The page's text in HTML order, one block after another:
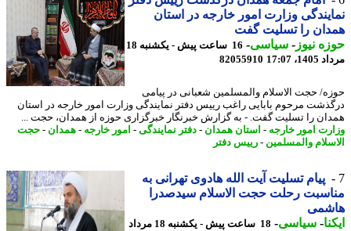
وزارت امور خارجه در استان
را تسلیت گفت
نیوز-سیاسی-
16 ساعت پیش - یکشنبه 18
17:07
82055910
حجت الاسلام والمسلمین شعبانی در پیامی
مرحوم بابایی راغب رییس دفتر نمایندگی وزارت امور خارجه در استان
را تسلیت گفت. - به گزارش خبرنگار خبرگزاری حوزه از همدان، حجت ...
امور خارجه-استان همدان- دفتر نمایندگی-امور خارجه-همدان- حجت
والمسلمین-رییس دفتر
پیام تسلیت آیت الله هادوی تهرانی به
رحلت حجت الاسلام سیدصدرا
-سیاسی-
18 ساعت پیش - یکشنبه 18 مرداد